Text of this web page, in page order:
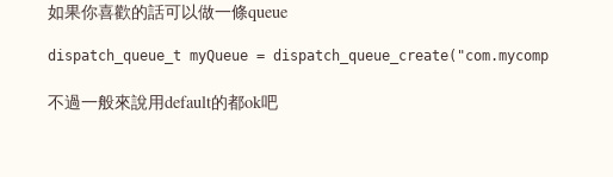
如果你喜歡的話可以做一條queue
不過一般來說用default的都ok吧